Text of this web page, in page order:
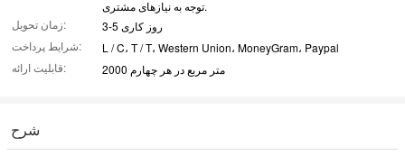
توجه به نیازهای مشتری.
زمان تحویل:
3-5 روز کاری
شرایط پرداخت:
L / C، T / T، Western Union، MoneyGram، Paypal
قابلیت ارائه:
2000 متر مربع در هر چهارم
شرح